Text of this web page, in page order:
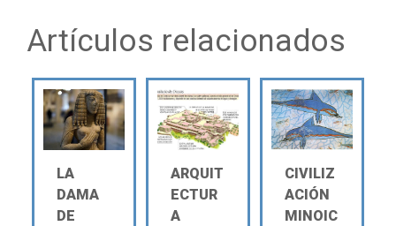
Artículos relacionados
LA
DAMA
DE
ARQUIT
ECTUR
A
CIVILIZ
ACIÓN
MINOIC